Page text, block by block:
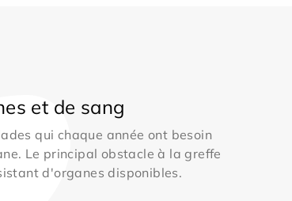
et de sang
qui chaque année ont besoin
Le principal obstacle à la greffe
d'organes disponibles.